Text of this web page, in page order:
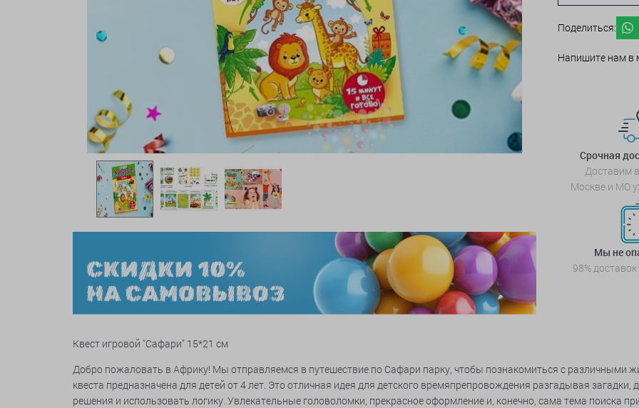
Поделиться:
Напишите нам в
Срочная
Доставим
Москве и МО
Мы не
98%
Квест игровой "Сафари" 15*21 см
Добро пожаловать в Африку! Мы отправляемся в путешествие по Сафари парку, чтобы познакомиться с различными
квеста предназначена для детей от 4 лет. Это отличная идея для детского времяпрепровождения разгадывая
решения и использовать логику. Увлекательные головоломки, прекрасное оформление и, конечно, сама тема поиска